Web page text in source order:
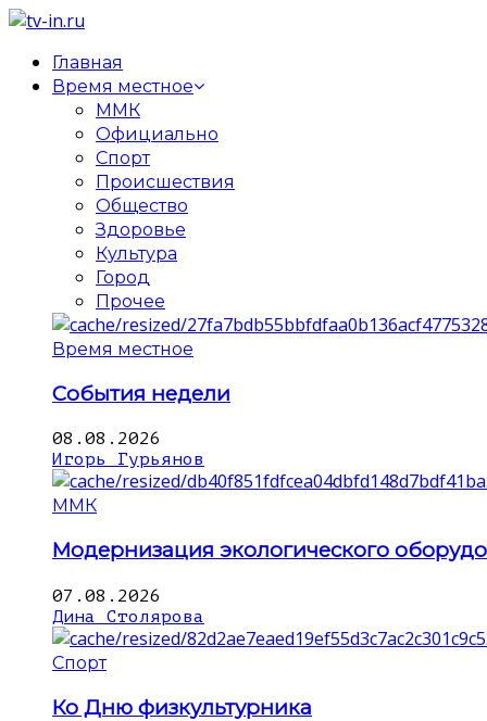
Главная
Время местное
ММК
Официально
Спорт
Происшествия
Общество
Здоровье
Культура
Город
Прочее
Время местное
События недели
08.08.2026
Игорь Гурьянов
ММК
Модернизация экологического
07.08.2026
Дина Столярова
Спорт
Ко Дню физкультурника